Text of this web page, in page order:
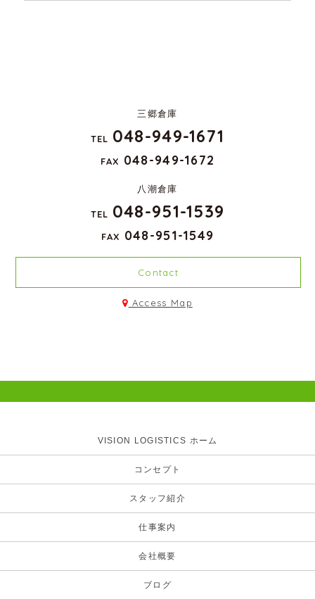
三郷倉庫
TEL 048-949-1671
FAX 048-949-1672
八潮倉庫
TEL 048-951-1539
FAX 048-951-1549
Contact
Access Map
VISION LOGISTICS ホーム
コンセプト
スタッフ紹介
仕事案内
会社概要
ブログ